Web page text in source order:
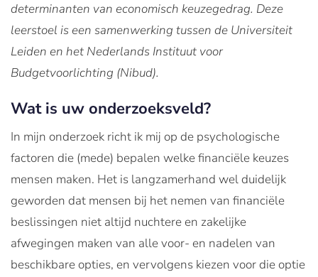
determinanten van economisch keuzegedrag. Deze
leerstoel is een samenwerking tussen de Universiteit
Leiden en het Nederlands Instituut voor
Budgetvoorlichting (Nibud).
Wat is uw onderzoeksveld?
In mijn onderzoek richt ik mij op de psychologische
factoren die (mede) bepalen welke financiële keuzes
mensen maken. Het is langzamerhand wel duidelijk
geworden dat mensen bij het nemen van financiële
beslissingen niet altijd nuchtere en zakelijke
afwegingen maken van alle voor- en nadelen van
beschikbare opties, en vervolgens kiezen voor die optie